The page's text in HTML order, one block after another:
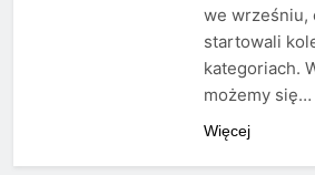
we wrześniu,
startowali
kategoriach.
możemy się…
Więcej